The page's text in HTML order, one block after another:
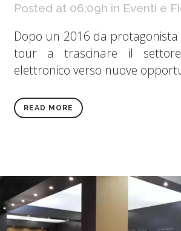
Posted at 06:09h in Eventi e
Dopo un 2016 da protagonista
tour a trascinare il
elettronico verso nuove
READ MORE